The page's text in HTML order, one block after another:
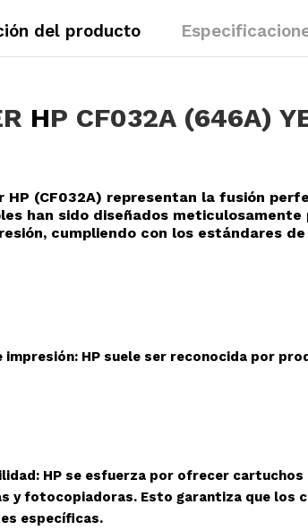
del producto
HP CF032A (646A)
HP (CF032A) representan la fusión
han sido diseñados
cumpliendo con los estándares
impresión: HP suele ser reconocida por
HP se esfuerza por ofrecer
y fotocopiadoras. Esto garantiza que los
específicas.